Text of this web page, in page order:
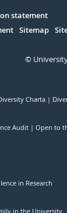
statement
Sitemap
©
Charta
Audit Open to
in Research
in the University